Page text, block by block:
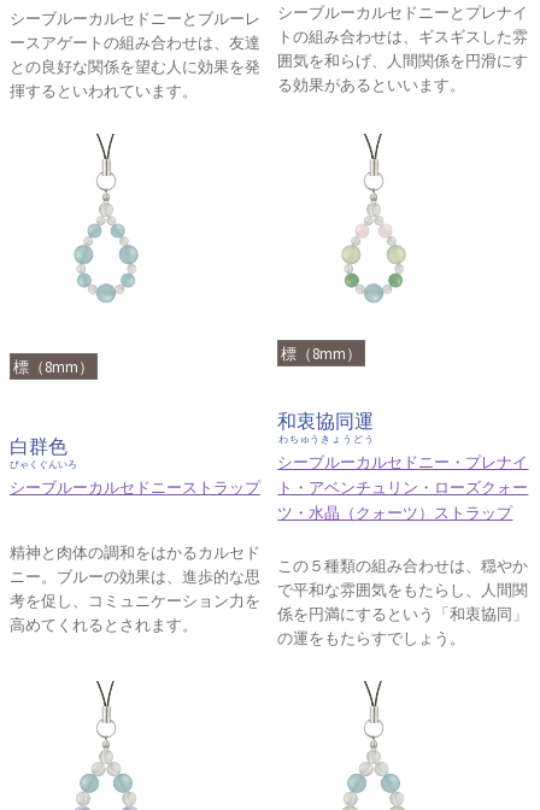
シーブルーカルセドニーとブルーレ
ースアゲートの組み合わせは、友達
との良好な関係を望む人に効果を発
揮するといわれています。
シーブルーカルセドニーとプレナイ
トの組み合わせは、ギスギスした雰
囲気を和らげ、人間関係を円滑にす
る効果があるといいます。
標（8mm）
白群色
びゃくぐんいろ
シーブルーカルセドニーストラップ
精神と肉体の調和をはかるカルセド
ニー。ブルーの効果は、進歩的な思
考を促し、コミュニケーション力を
高めてくれるとされます。
標（8mm）
和衷協同運
わちゅうきょうどう
シーブルーカルセドニー・プレナイ
ト・アベンチュリン・ローズクォー
ツ・水晶（クォーツ）ストラップ
この５種類の組み合わせは、穏やか
で平和な雰囲気をもたらし、人間関
係を円満にするという「和衷協同」
の運をもたらすでしょう。